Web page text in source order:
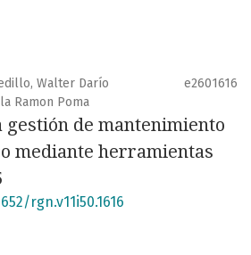
Walter Darío
Ramon Poma
e2601616
gestión de mantenimiento
mediante herramientas
rgn.v11i50.1616